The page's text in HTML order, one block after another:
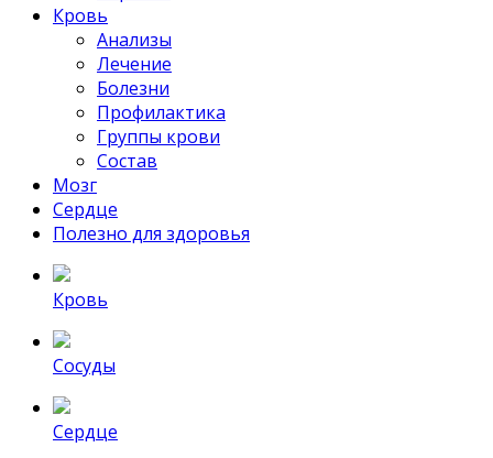
Кровь
Анализы
Лечение
Болезни
Профилактика
Группы крови
Состав
Мозг
Сердце
Полезно для здоровья
Кровь
Сосуды
Сердце